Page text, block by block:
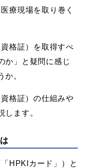
療現場を取り巻く
格証）を取得すべ
か」と疑問に感じ
か。
格証）の仕組みや
します。
HPKIカード」）と